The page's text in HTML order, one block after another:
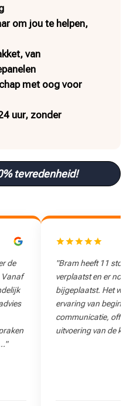
om jou te helpen,
van
met oog voor
uur, zonder
tevredenheid!
de
Vanaf
"Bram heeft 11
verplaatst en er nog
bijgeplaatst. Het
ervaring van begin
communicatie,
uitvoering van de